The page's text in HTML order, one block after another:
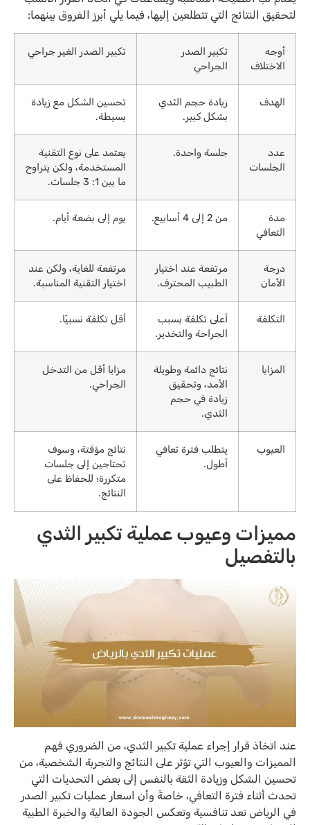
لتحقيق النتائج التي تتطلعين إليها، فيما يلي أبرز الفروق بينهما:
أوجه
الاختلاف
تكبير الصدر
الجراحي
تكبير الصدر الغير جراحي
الهدف
زيادة حجم الثدي
بشكل كبير.
تحسين الشكل مع زيادة
بسيطة.
عدد
الجلسات
جلسة واحدة.
يعتمد على نوع التقنية
المستخدمة، ولكن يتراوح
ما بين 1: 3 جلسات.
مدة
التعافي
من 2 إلى 4 أسابيع. يوم إلى بضعة أيام.
درجة
الأمان
مرتفعة عند اختيار
الطبيب المحترف.
مرتفعة للغاية، ولكن عند
اختيار التقنية المناسبة.
التكلفة
أعلى تكلفة بسبب
الجراحة والتخدير.
أقل تكلفة نسبيًا.
المزايا
نتائج دائمة وطويلة
الأمد، وتحقيق
زيادة في حجم
الثدي.
مزايا أقل من التدخل
الجراحي.
العيوب
يتطلب فترة تعافي
أطول.
نتائج مؤقتة، وسوف
تحتاجين إلى جلسات
متكررة؛ للحفاظ على
النتائج.
مميزات وعيوب عملية تكبير الثدي
بالتفصيل
عند اتخاذ قرار إجراء عملية تكبير الثدي، من الضروري فهم
المميزات والعيوب التي تؤثر على النتائج والتجربة الشخصية، من
تحسين الشكل وزيادة الثقة بالنفس إلى بعض التحديات التي
تحدث أثناء فترة التعافي، خاصةً وأن اسعار عمليات تكبير الصدر
في الرياض تعد تنافسية وتعكس الجودة العالية والخبرة الطبية